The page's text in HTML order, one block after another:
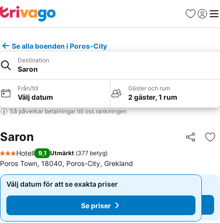
Favoriter
Logga
Se alla boenden i Poros-City
Destination
Saron
Från/till
Välj datum
Gäster och rum
2 gäster, 1 rum
Så påverkar betalningar till oss rankningen
Saron Dela
3 Stjärnor
Hotell 9,1 Utmärkt (377 betyg)
Poros Town, 18040, Poros-City, Grekland
Välj datum för att se exakta priser
Se priser
Välj datum för att se exakta priser
Se priser